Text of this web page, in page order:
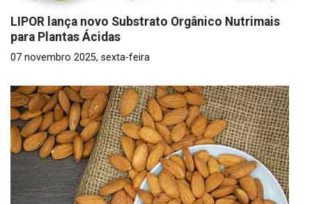
LIPOR lança novo Substrato Orgânico Nutrimais
para Plantas Ácidas
07 novembro 2025, sexta-feira